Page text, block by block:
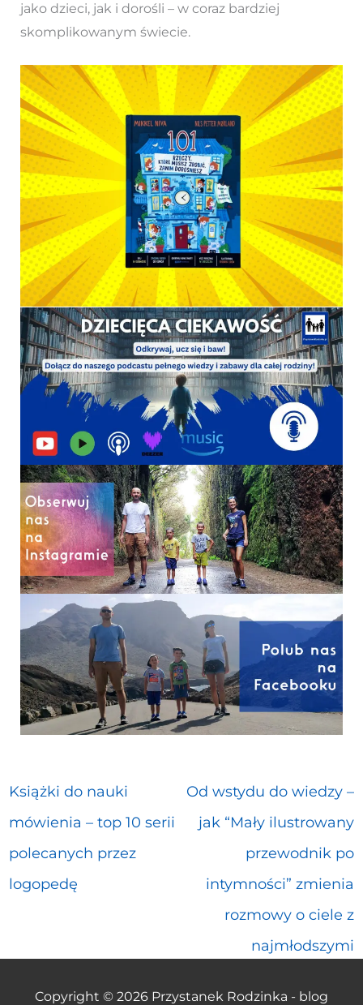
jako dzieci, jak i dorośli – w coraz bardziej
skomplikowanym świecie.
Książki do nauki
mówienia – top 10 serii
polecanych przez
logopedę
Od wstydu do wiedzy –
jak “Mały ilustrowany
przewodnik po
intymności” zmienia
rozmowy o ciele z
najmłodszymi
Copyright © 2026 Przystanek Rodzinka - blog